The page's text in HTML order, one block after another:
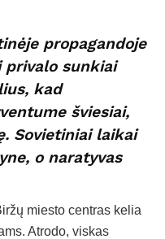
propagandoje
privalo sunkiai
kad
šviesiai,
Sovietiniai laikai
o naratyvas
miesto centras kelia
Atrodo, viskas